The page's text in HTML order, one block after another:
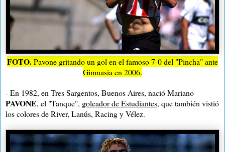
FOTO.Pavone gritando un gol en el famoso 7-0 del "Pincha" ante
Gimnasia en 2006.
- En 1982, en Tres Sargentos, Buenos Aires, nació Mariano
PAVONE, el "Tanque", goleador de Estudiantes, que también vistió
los colores de River, Lanús, Racing y Vélez.